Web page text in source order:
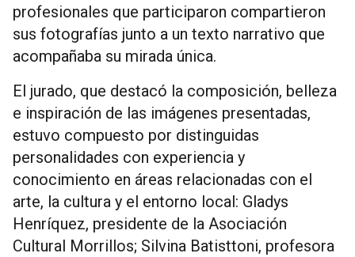
profesionales que participaron compartieron
sus fotografías junto a un texto narrativo que
acompañaba su mirada única.
El jurado, que destacó la composición, belleza
e inspiración de las imágenes presentadas,
estuvo compuesto por distinguidas
personalidades con experiencia y
conocimiento en áreas relacionadas con el
arte, la cultura y el entorno local: Gladys
Henríquez, presidente de la Asociación
Cultural Morrillos; Silvina Batisttoni, profesora